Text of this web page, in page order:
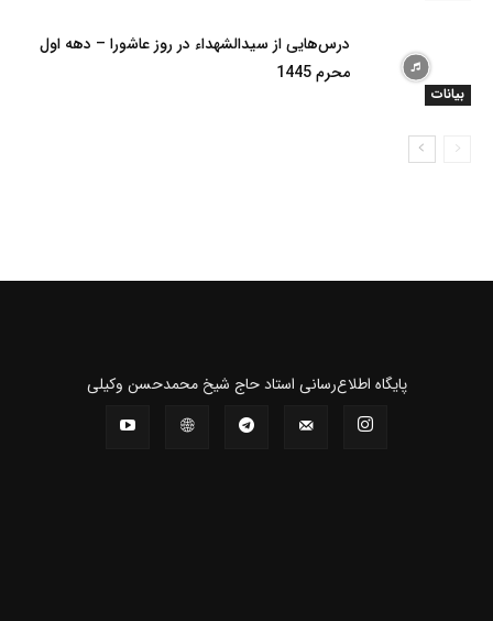
بیانات
درس‌هایی از سیدالشهداء در روز عاشورا – دهه اول
محرم 1445
پايگاه اطلاع‌رسانی استاد حاج شیخ محمدحسن وکیلی